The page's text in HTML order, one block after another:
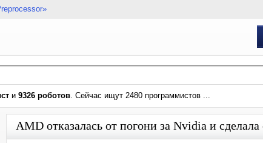
и 9326 роботов. Сейчас ищут 2480 программистов ...
AMD отказалась от погони за Nvidia и